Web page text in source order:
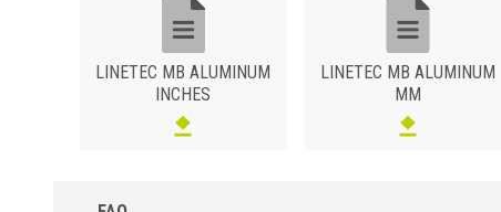
LINETEC MB ALUMINUM
INCHES
LINETEC MB ALUMINUM
MM